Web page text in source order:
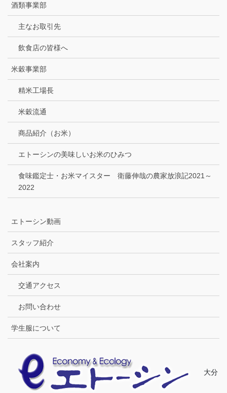
酒類事業部
主なお取引先
飲食店の皆様へ
米穀事業部
精米工場長
米穀流通
商品紹介（お米）
エトーシンの美味しいお米のひみつ
食味鑑定士・お米マイスター 衛藤伸哉の農家放浪記2021～
2022
エトーシン動画
スタッフ紹介
会社案内
交通アクセス
お問い合わせ
学生服について
大分